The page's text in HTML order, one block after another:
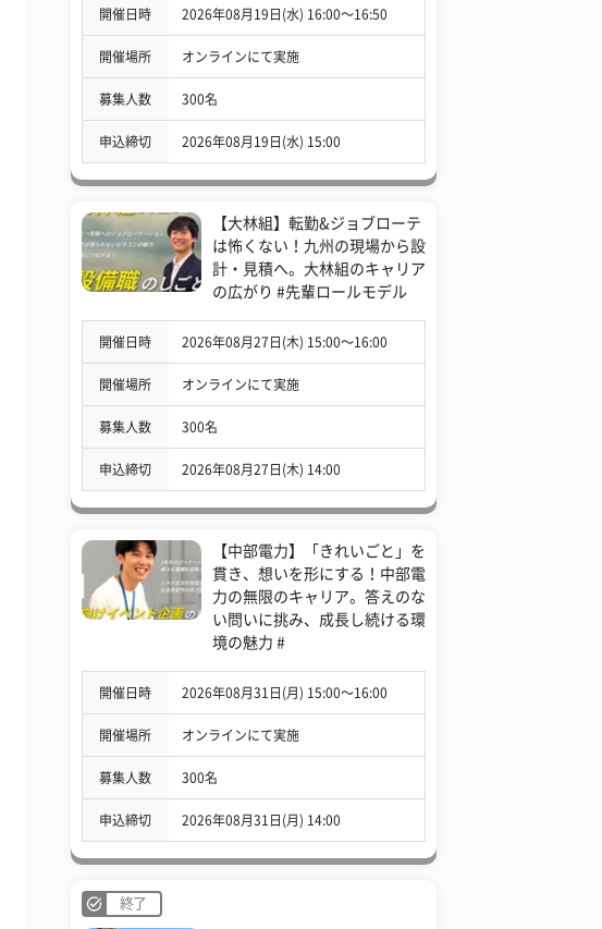
開催日時 2026年08月19日(水) 16:00〜16:50
開催場所 オンラインにて実施
募集人数 300名
申込締切 2026年08月19日(水) 15:00
【大林組】転勤&ジョブローテ
は怖くない！九州の現場から設
計・見積へ。大林組のキャリア
の広がり #先輩ロールモデル
開催日時 2026年08月27日(木) 15:00〜16:00
開催場所 オンラインにて実施
募集人数 300名
申込締切 2026年08月27日(木) 14:00
【中部電力】「きれいごと」を
貫き、想いを形にする！中部電
力の無限のキャリア。答えのな
い問いに挑み、成長し続ける環
境の魅力 #
開催日時 2026年08月31日(月) 15:00〜16:00
開催場所 オンラインにて実施
募集人数 300名
申込締切 2026年08月31日(月) 14:00
終了